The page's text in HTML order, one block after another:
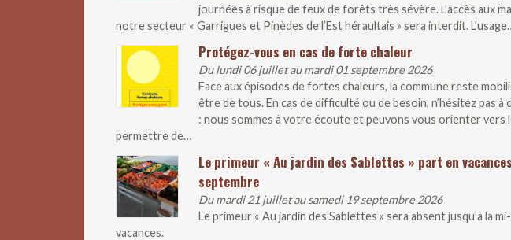
journées à risque de feux de forêts très sévère. L’accès aux
notre secteur « Garrigues et Pinèdes de l’Est héraultais » sera interdit.
Protégez-vous en cas de forte chaleur
Du lundi 06 juillet au mardi 01 septembre 2026
Face aux épisodes de fortes chaleurs, la commune reste
être de tous. En cas de difficulté ou de besoin, n’hésitez pas à
: nous sommes à votre écoute et peuvons vous orienter vers
permettre de…
Le primeur « Au jardin des Sablettes » part en
septembre
Du mardi 21 juillet au samedi 19 septembre 2026
Le primeur « Au jardin des Sablettes » sera absent jusqu’à la
vacances.